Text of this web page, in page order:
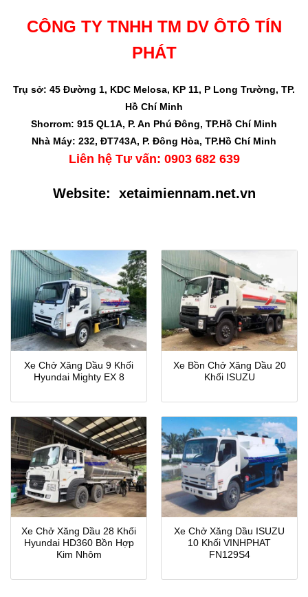
CÔNG TY TNHH TM DV ÔTÔ TÍN
PHÁT
Trụ sở: 45 Đường 1, KDC Melosa, KP 11, P Long Trường, TP.
Hồ Chí Minh
Shorrom: 915 QL1A, P. An Phú Đông, TP.Hồ Chí Minh
Nhà Máy: 232, ĐT743A, P. Đông Hòa, TP.Hồ Chí Minh
Liên hệ Tư vấn: 0903 682 639
Website: xetaimiennam.net.vn
Xe Chở Xăng Dầu 9 Khối
Hyundai Mighty EX 8
Xe Bồn Chở Xăng Dầu 20
Khối ISUZU
Xe Chở Xăng Dầu 28 Khối
Hyundai HD360 Bồn Hợp
Kim Nhôm
Xe Chở Xăng Dầu ISUZU
10 Khối VINHPHAT
FN129S4